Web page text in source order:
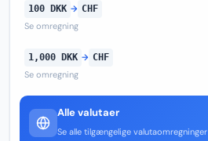
100 DKK → CHF
Se omregning
1,000 DKK → CHF
Se omregning
Alle valutaer
Se alle tilgængelige valutaomregninger